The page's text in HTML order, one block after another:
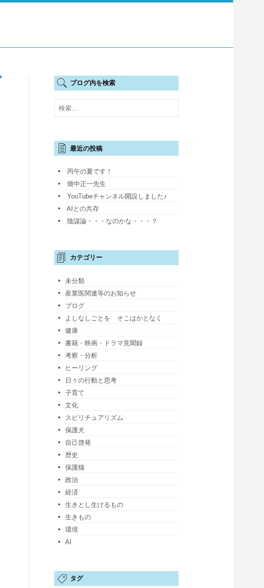
ブログ内を検索
検
索:
最近の投稿
丙午の夏です！
畑中正一先生
YouTubeチャンネル開設しました♪
AIとの共存
陰謀論・・・なのかな・・・？
カテゴリー
未分類
産業医関連等のお知らせ
ブログ
よしなしごとを そこはかとなく
健康
書籍・映画・ドラマ見聞録
考察・分析
ヒーリング
日々の行動と思考
子育て
文化
スピリチュアリズム
保護犬
自己啓発
歴史
保護猫
政治
経済
生きとし生けるもの
生きもの
環境
AI
タグ